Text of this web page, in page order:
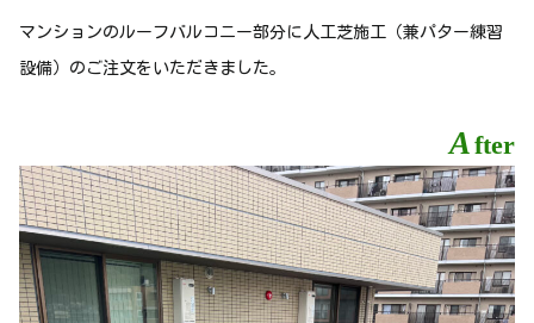
マンションのルーフバルコニー部分に人工芝施工（兼パター練習
設備）のご注文をいただきました。
A fter